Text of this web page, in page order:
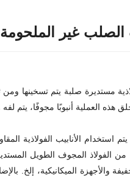
غير الملحومة
مستديرة صلبة يتم تسخينها
استخدام الأنابيب الفولاذية
نوع من الفولاذ المجوف الطويل
والأجهزة الميكانيكية، إلخ.